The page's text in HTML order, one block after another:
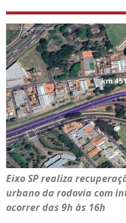
Eixo SP realiza
urbano da rodovia com
ocorrer das 9h às 16h